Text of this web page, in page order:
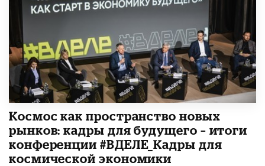
Космос как пространство новых
рынков: кадры для будущего – итоги
конференции #ВДЕЛЕ_Кадры для
космической экономики